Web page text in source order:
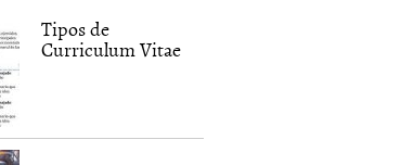
Tipos de
Curriculum Vitae